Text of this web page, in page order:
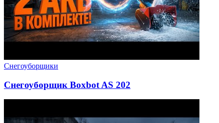
Снегоуборщики
Снегоуборщик Boxbot AS 202